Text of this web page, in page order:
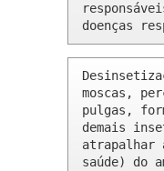
doenças
moscas,
pulgas,
demais
atrapalhar
saúde) do